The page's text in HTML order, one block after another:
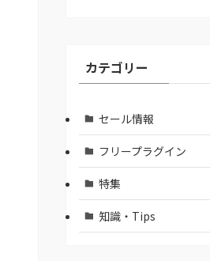
カテゴリー
セール情報
フリープラグイン
特集
知識・Tips